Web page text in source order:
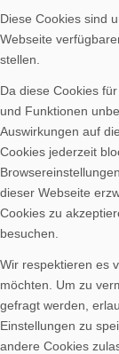
Spenden
Vereinsheim
Diese Cookies sind
Webseite
stellen.
Da diese Cookies
und Funktionen
Auswirkungen auf
Cookies jederzeit
dieser Webseite
Cookies zu
besuchen.
Wir respektieren es
möchten. Um zu
gefragt werden,
Einstellungen zu
andere Cookies